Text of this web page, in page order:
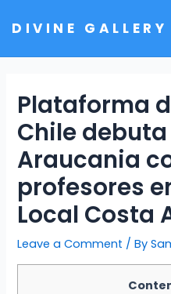
DIVINE GALLERY
Plataforma
Chile debuta
Araucania
profesores
Local Costa
Leave a Comment / By